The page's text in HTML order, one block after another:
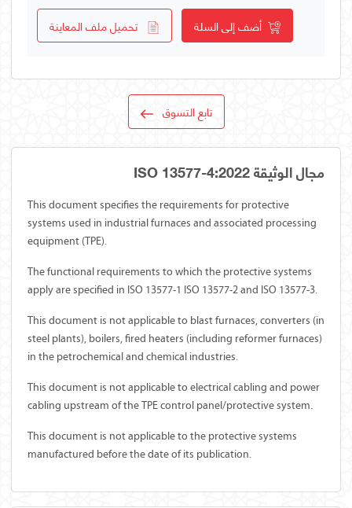
أضف إلى السلة تحميل ملف المعاينة
تابع التسوق
مجال الوثيقة ISO 13577-4:2022
This document specifies the requirements for protective
systems used in industrial furnaces and associated processing
equipment (TPE).
The functional requirements to which the protective systems
apply are specified in ISO 13577-1 ISO 13577-2 and ISO 13577-3.
This document is not applicable to blast furnaces, converters (in
steel plants), boilers, fired heaters (including reformer furnaces)
in the petrochemical and chemical industries.
This document is not applicable to electrical cabling and power
cabling upstream of the TPE control panel/protective system.
This document is not applicable to the protective systems
manufactured before the date of its publication.